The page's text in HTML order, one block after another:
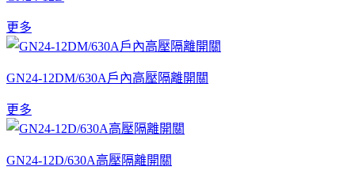
更多
GN24-12DM/630A戶內高壓隔離開關
更多
GN24-12D/630A高壓隔離開關